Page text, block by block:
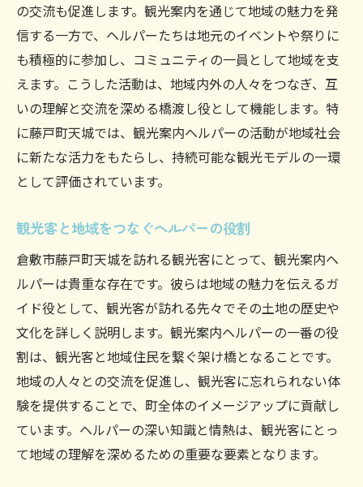
観光案内ヘルパーと巡る自然スポット
自然を守りながら楽しむ観光案内の技
ヘルパーと共に歩く藤戸町天城の自然道
藤戸町天城での観光案内ヘルパーの一日を追う
観光案内ヘルパーの朝の準備とルーティン
藤戸町天城での案内ルートの計画
観光客との触れ合いを大切にする日々
地域の声を聞く観光案内ヘルパーの一日
観光案内ヘルパーの充実した一日を振り返
る
観光客を魅了するヘルパーの藤戸町天城案内術
観光案内ヘルパーの魅力的な話術
観光客が楽しめるコース設計の工夫
個性を活かした観光案内ヘルパーの技
観光客の興味を引き出すヘルパーの方法
観光案内ヘルパーのおすすめスポット紹介
の交流も促進します。観光案内を通じて地域の魅力を発
信する一方で、ヘルパーたちは地元のイベントや祭りに
も積極的に参加し、コミュニティの一員として地域を支
えます。こうした活動は、地域内外の人々をつなぎ、互
いの理解と交流を深める橋渡し役として機能します。特
に藤戸町天城では、観光案内ヘルパーの活動が地域社会
に新たな活力をもたらし、持続可能な観光モデルの一環
として評価されています。
観光客と地域をつなぐヘルパーの役割
倉敷市藤戸町天城を訪れる観光客にとって、観光案内ヘ
ルパーは貴重な存在です。彼らは地域の魅力を伝えるガ
イド役として、観光客が訪れる先々でその土地の歴史や
文化を詳しく説明します。観光案内ヘルパーの一番の役
割は、観光客と地域住民を繋ぐ架け橋となることです。
地域の人々との交流を促進し、観光客に忘れられない体
験を提供することで、町全体のイメージアップに貢献し
ています。ヘルパーの深い知識と情熱は、観光客にとっ
て地域の理解を深めるための重要な要素となります。